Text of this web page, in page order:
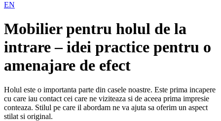
EN
Mobilier pentru holul de la
intrare – idei practice pentru o
amenajare de efect
Holul este o importanta parte din casele noastre. Este prima incapere
cu care iau contact cei care ne viziteaza si de aceea prima impresie
conteaza. Stilul pe care il abordam ne va ajuta sa oferim un aspect
stilat si original.